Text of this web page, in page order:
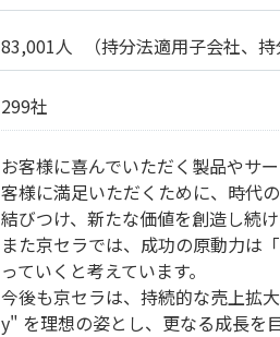
83,001人 （持分法適用子会社、
299社
お客様に喜んでいただく製品やサ
客様に満足いただくために、時代
結びつけ、新たな価値を創造し続け
また京セラでは、成功の原動力は
っていくと考えています。
今後も京セラは、持続的な売上拡
y" を理想の姿とし、更なる成長を